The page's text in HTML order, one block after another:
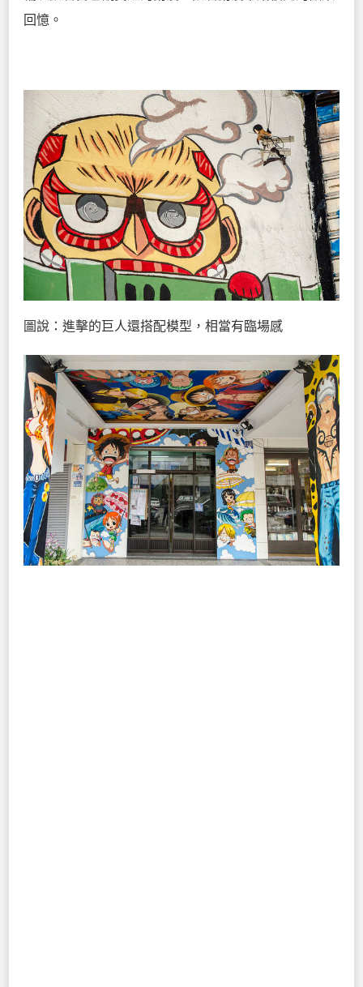
回憶。
圖說：進擊的巨人還搭配模型，相當有臨場感